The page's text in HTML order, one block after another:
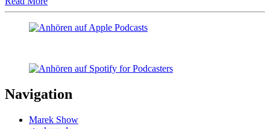
Navigation
Marek Show